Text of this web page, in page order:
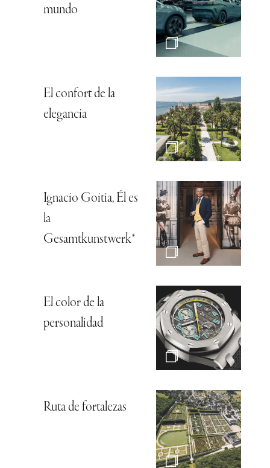
mundo
El confort de la
elegancia
Ignacio Goitia, Él es
la
Gesamtkunstwerk*
El color de la
personalidad
Ruta de fortalezas